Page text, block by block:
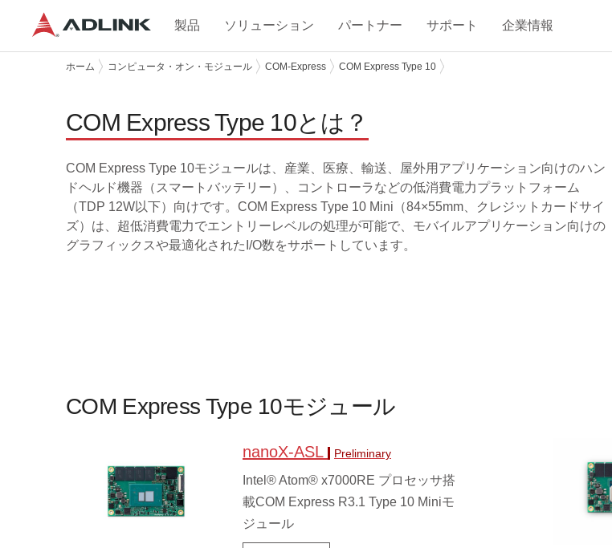
製品 ソリューション パートナー サポート 企業情報
ホーム コンピュータ・オン・モジュール COM-Express COM Express Type 10
COM Express Type 10とは？
COM Express Type 10モジュールは、産業、医療、輸送、屋外用アプリケーション向けのハン
ドヘルド機器（スマートバッテリー）、コントローラなどの低消費電力プラットフォーム
（TDP 12W以下）向けです。COM Express Type 10 Mini（84×55mm、クレジットカードサイ
ズ）は、超低消費電力でエントリーレベルの処理が可能で、モバイルアプリケーション向けの
グラフィックスや最適化されたI/O数をサポートしています。
COM Express Type 10モジュール
nanoX-ASL Preliminary
Intel® Atom® x7000RE プロセッサ搭
載COM Express R3.1 Type 10 Miniモ
ジュール